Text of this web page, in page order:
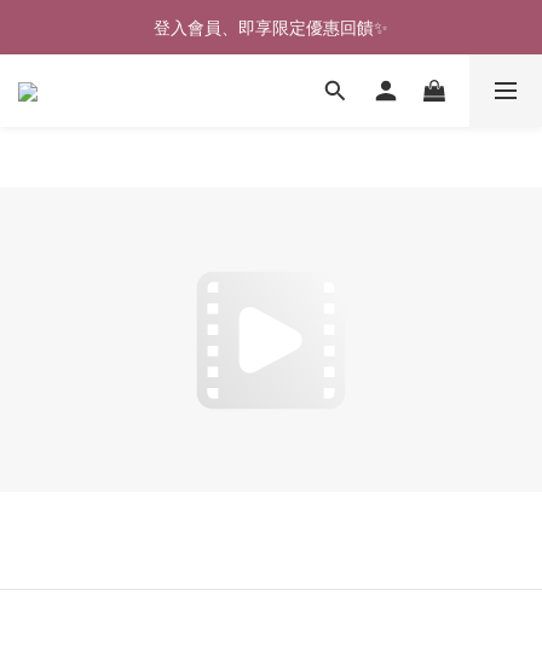
🎉新北淡水實體門市🤗歡迎蒞臨試穿🎉
登入會員、即享限定優惠回饋✨
🎉新北淡水實體門市🤗歡迎蒞臨試穿🎉